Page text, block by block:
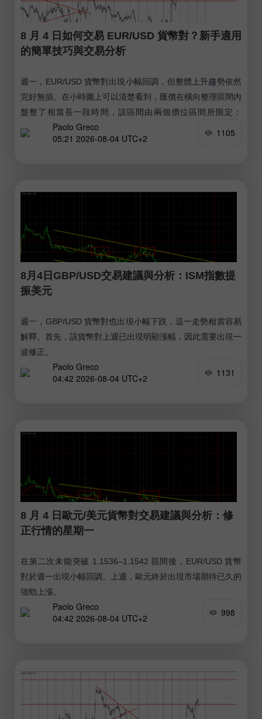
8 月 4 日如何交易 EUR/USD 貨幣對？新手適用
的簡單技巧與交易分析
週一，EUR/USD 貨幣對出現小幅回調，但整體上升趨勢依然
完好無損。在小時圖上可以清楚看到，匯價在橫向整理區間內
盤整了相當長一段時間，該區間由兩個價位區間所限定：
1.1366–1.1377 與 1.1461–1.1474。
Paolo Greco
05:21 2026-08-04 UTC+2
1105
8月4日GBP/USD交易建議與分析：ISM指數提
振美元
週一，GBP/USD 貨幣對也出現小幅下跌，這一走勢相當容易
解釋。首先，該貨幣對上週已出現明顯漲幅，因此需要出現一
波修正。
Paolo Greco
04:42 2026-08-04 UTC+2
1131
8 月 4 日歐元/美元貨幣對交易建議與分析：修
正行情的星期一
在第二次未能突破 1.1536–1.1542 區間後，EUR/USD 貨幣
對於週一出現小幅回調。上週，歐元終於出現市場期待已久的
強勁上漲。
Paolo Greco
04:42 2026-08-04 UTC+2
998